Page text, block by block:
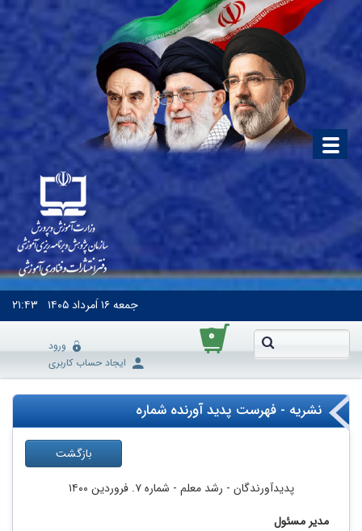
جمعه۱۶ اَمرداد ۱۴۰۵ ۲۱:۴۳
۰
ورود
ایجاد حساب کاربری
نشریه - فهرست پدید آورنده شماره
بازگشت
پدیدآورندگان - رشد معلم - شماره ۷. فروردین ۱۴۰۰
مدیر مسئول